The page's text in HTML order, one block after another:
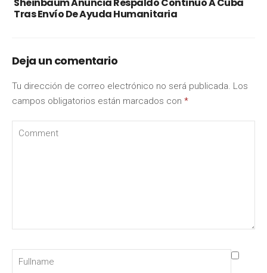
Tras Envío De Ayuda Humanitaria
Deja un comentario
Tu dirección de correo electrónico no será publicada. Los
campos obligatorios están marcados con *